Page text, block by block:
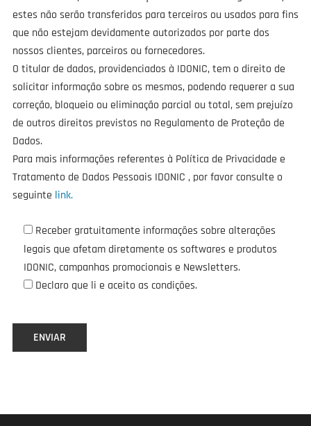
estes não serão transferidos para terceiros ou usados para fins
que não estejam devidamente autorizados por parte dos
nossos clientes, parceiros ou fornecedores.
O titular de dados, providenciados à IDONIC, tem o direito de
solicitar informação sobre os mesmos, podendo requerer a sua
correção, bloqueio ou eliminação parcial ou total, sem prejuízo
de outros direitos previstos no Regulamento de Proteção de
Dados.
Para mais informações referentes à Política de Privacidade e
Tratamento de Dados Pessoais IDONIC , por favor consulte o
seguinte link.
Receber gratuitamente informações sobre alterações
legais que afetam diretamente os softwares e produtos
IDONIC, campanhas promocionais e Newsletters.
Declaro que li e aceito as condições.